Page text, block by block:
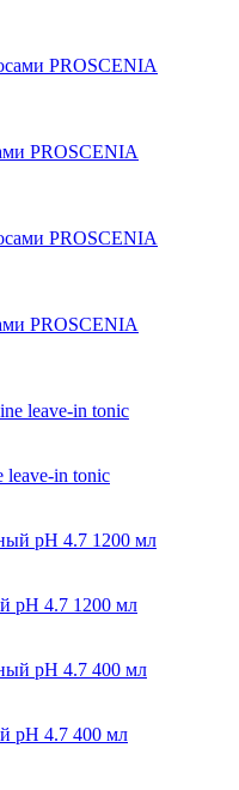
PROSCENIA
PROSCENIA
in tonic
pH 4.7 1200 мл
pH 4.7 400 мл